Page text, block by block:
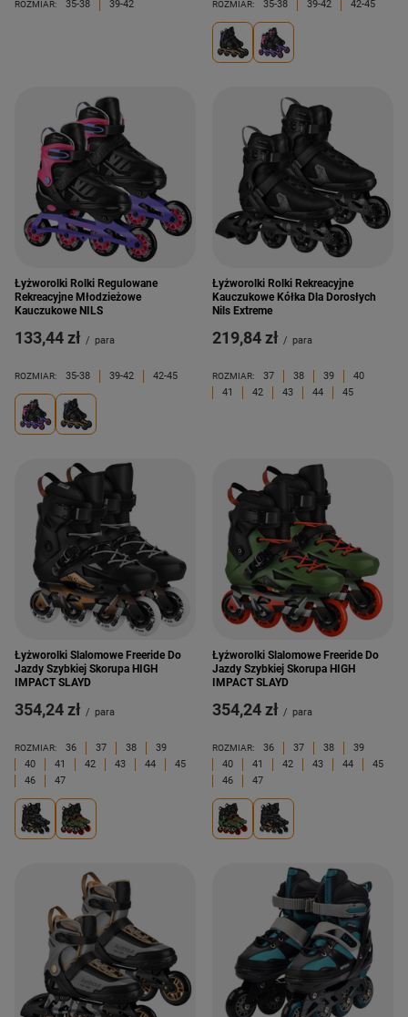
ROZMIAR: 35-38 39-42 ROZMIAR: 35-38 39-42 42-45
Łyżworolki Rolki Regulowane
Rekreacyjne Młodzieżowe
Kauczukowe NILS
133,44 zł / para
ROZMIAR: 35-38 39-42 42-45
Łyżworolki Rolki Rekreacyjne
Kauczukowe Kółka Dla Dorosłych
Nils Extreme
219,84 zł / para
ROZMIAR: 37 38 39
40
41
42 43 44 45
Łyżworolki Slalomowe Freeride Do
Jazdy Szybkiej Skorupa HIGH
IMPACT SLAYD
354,24 zł / para
ROZMIAR: 36 37 38
39
40
41 42 43 44
45
46
47
Łyżworolki Slalomowe Freeride Do
Jazdy Szybkiej Skorupa HIGH
IMPACT SLAYD
354,24 zł / para
ROZMIAR: 36 37 38
39
40
41 42 43 44
45
46
47